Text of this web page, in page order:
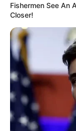
1 …
Fishermen See An
Closer!